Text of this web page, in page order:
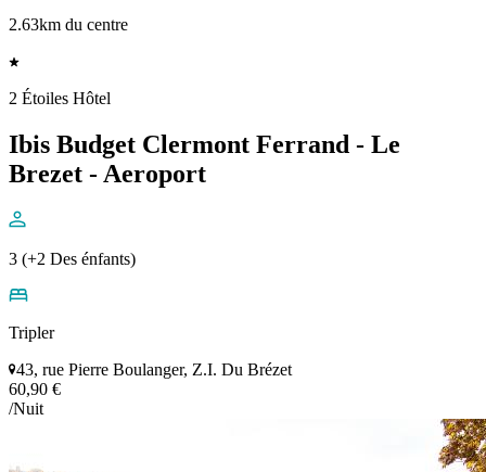
2.63km du centre
2 Étoiles Hôtel
Ibis Budget Clermont Ferrand - Le
Brezet - Aeroport
3 (+2 Des énfants)
Tripler
43, rue Pierre Boulanger, Z.I. Du Brézet
60,90 €
/Nuit